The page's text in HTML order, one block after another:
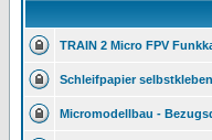
TRAIN 2 Micro FPV
Schleifpapier
Micromodellbau -